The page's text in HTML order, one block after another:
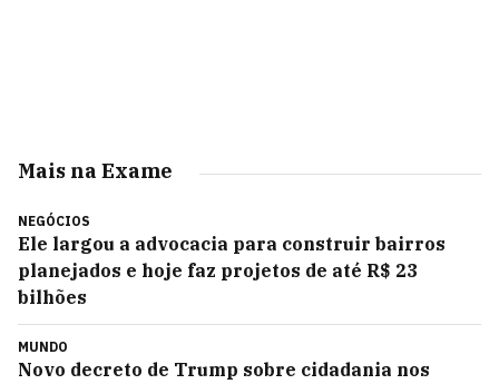
Mais na Exame
NEGÓCIOS
Ele largou a advocacia para construir bairros
planejados e hoje faz projetos de até R$ 23
bilhões
MUNDO
Novo decreto de Trump sobre cidadania nos